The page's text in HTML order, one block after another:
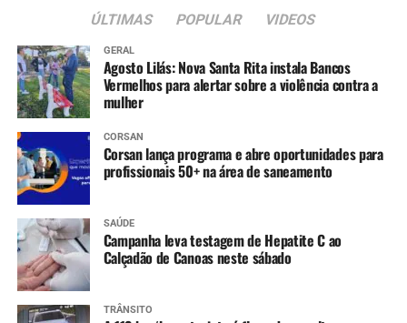
bastante a escolinha de
trânsito”, conta.
A dona de casa Sônia Gomes Chaves, 68, também
participou do evento.
“Adorei a programação.
Cheguei cedo no parque e
fiz aula de dança, ganhei
uma muda de cereja, que
vou plantar junto das
ÚLTIMAS POPULAR VIDEOS
GERAL
Agosto Lilás: Nova Santa Rita instala Bancos
Vermelhos para alertar sobre a violência contra a
mulher
CORSAN
Corsan lança programa e abre oportunidades para
profissionais 50+ na área de saneamento
SAÚDE
Campanha leva testagem de Hepatite C ao
Calçadão de Canoas neste sábado
TRÂNSITO